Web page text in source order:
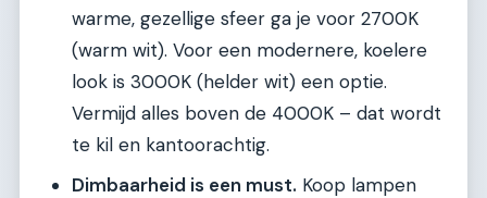
warme, gezellige sfeer ga je voor 2700K
(warm wit). Voor een modernere, koelere
look is 3000K (helder wit) een optie.
Vermijd alles boven de 4000K – dat wordt
te kil en kantoorachtig.
Dimbaarheid is een must. Koop lampen